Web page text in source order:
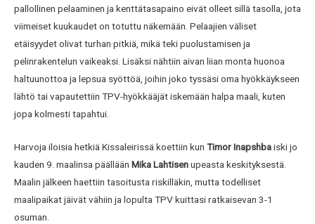
pallollinen pelaaminen ja kenttätasapaino eivät olleet sillä tasolla, jota
viimeiset kuukaudet on totuttu näkemään. Pelaajien väliset
etäisyydet olivat turhan pitkiä, mikä teki puolustamisen ja
pelinrakentelun vaikeaksi. Lisäksi nähtiin aivan liian monta huonoa
haltuunottoa ja lepsua syöttöä, joihin joko tyssäsi oma hyökkäykseen
lähtö tai vapautettiin TPV-hyökkääjät iskemään halpa maali, kuten
jopa kolmesti tapahtui.
Harvoja iloisia hetkiä Kissaleirissä koettiin kun Timor Inapshbaiski jo
kauden 9. maalinsa päällään Mika Lahtisenupeasta keskityksestä.
Maalin jälkeen haettiin tasoitusta riskilläkin, mutta todelliset
maalipaikat jäivät vähiin ja lopulta TPV kuittasi ratkaisevan 3-1
osuman.